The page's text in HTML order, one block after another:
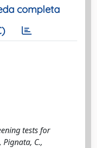
completa
tests for
Pignata, C.,